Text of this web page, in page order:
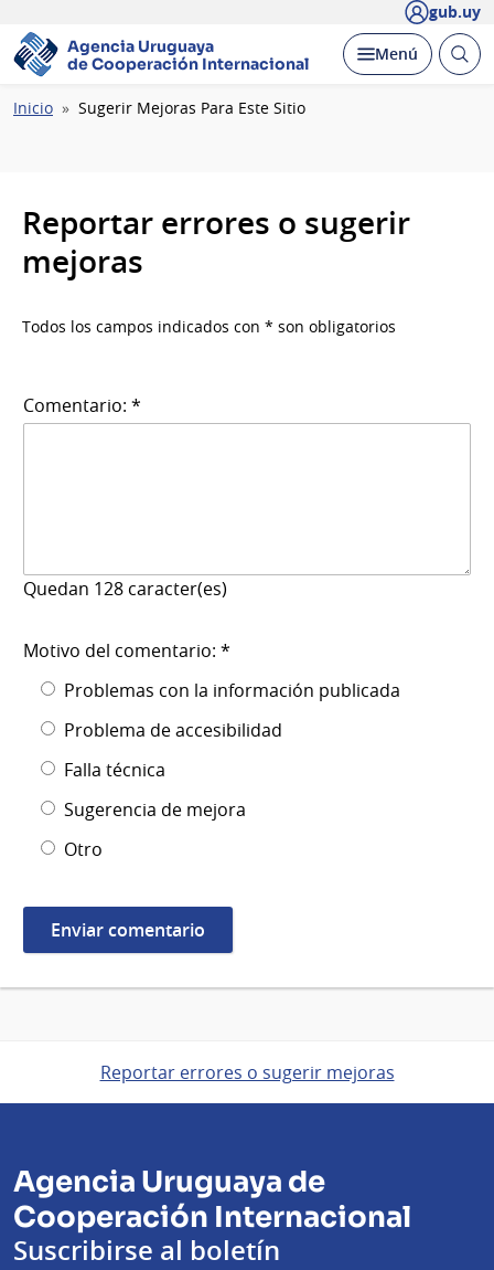
gub.uy
Agencia Uruguaya
de Cooperación Internacional
Desplegar
Menú Abrir
Ruta
Inicio Sugerir Mejoras Para Este Sitio
Reportar errores o sugerir
mejoras
Todos los campos indicados con * son obligatorios
Comentario: *
Quedan 128 caracter(es)
Motivo del comentario: *
Problemas con la información publicada
Problema de accesibilidad
Falla técnica
Sugerencia de mejora
Otro
Reportar errores o sugerir mejoras
Agencia Uruguaya de
Cooperación Internacional
Suscribirse al boletín